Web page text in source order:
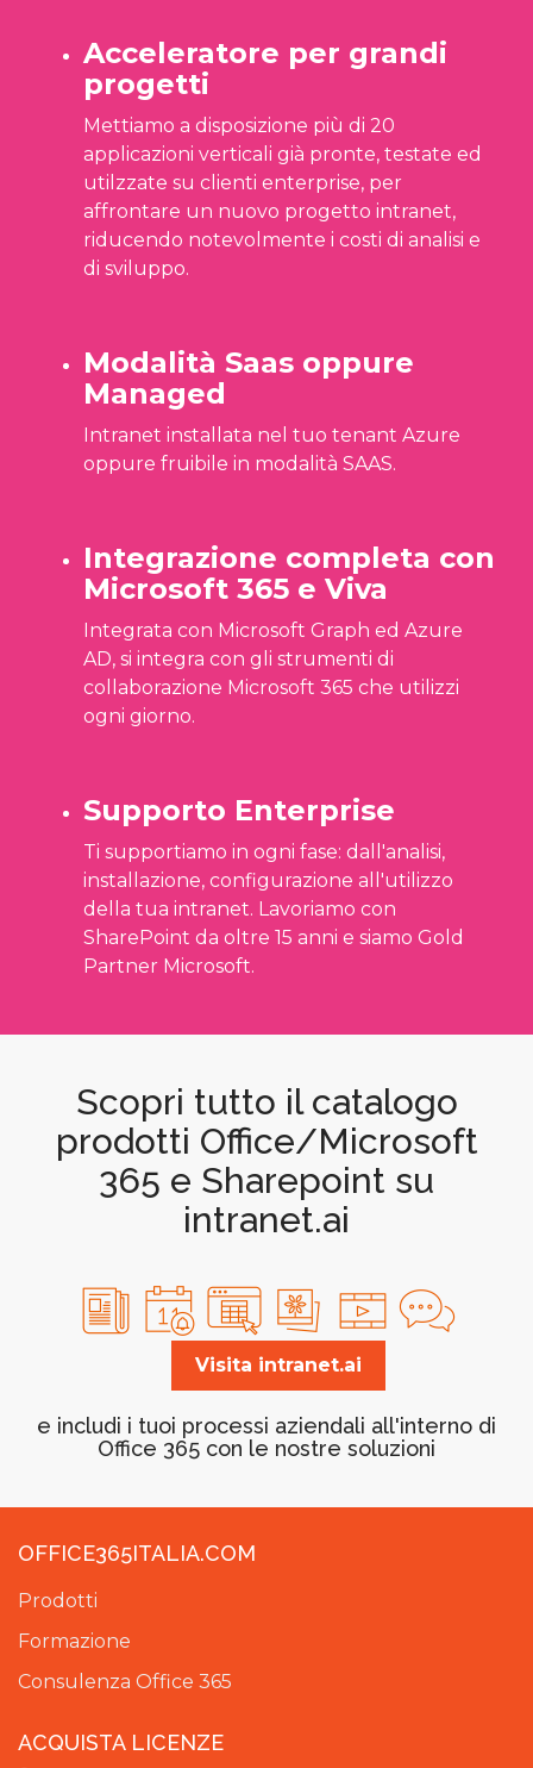
Acceleratore per grandi
progetti
Mettiamo a disposizione più di 20
applicazioni verticali già pronte, testate ed
utilzzate su clienti enterprise, per
affrontare un nuovo progetto intranet,
riducendo notevolmente i costi di analisi e
di sviluppo.
Modalità Saas oppure
Managed
Intranet installata nel tuo tenant Azure
oppure fruibile in modalità SAAS.
Integrazione completa con
Microsoft 365 e Viva
Integrata con Microsoft Graph ed Azure
AD, si integra con gli strumenti di
collaborazione Microsoft 365 che utilizzi
ogni giorno.
Supporto Enterprise
Ti supportiamo in ogni fase: dall'analisi,
installazione, configurazione all'utilizzo
della tua intranet. Lavoriamo con
SharePoint da oltre 15 anni e siamo Gold
Partner Microsoft.
Scopri tutto il catalogo
prodotti Office/Microsoft
365 e Sharepoint su
intranet.ai
Visita intranet.ai
e includi i tuoi processi aziendali all'interno di
Office 365 con le nostre soluzioni
OFFICE365ITALIA.COM
Prodotti
Formazione
Consulenza Office 365
ACQUISTA LICENZE